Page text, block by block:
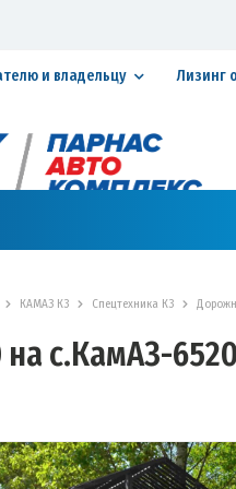
и владельцу Лизинг
КАМАЗ К3 Спецтехника К3
с.КамАЗ-